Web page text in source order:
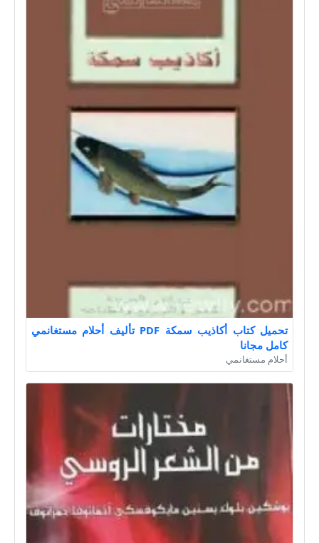
تحميل كتاب أكاذيب سمكة PDF تأليف أحلام مستغانمي
كامل مجانا
أحلام مستغانمي